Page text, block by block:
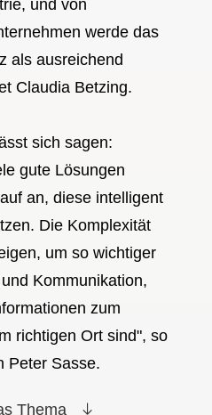
und von
werde das
als ausreichend
Claudia Betzing.
sich sagen:
gute Lösungen
an, diese intelligent
Die Komplexität
um so wichtiger
Kommunikation,
zum
richtigen Ort sind", so
Peter Sasse.
Thema